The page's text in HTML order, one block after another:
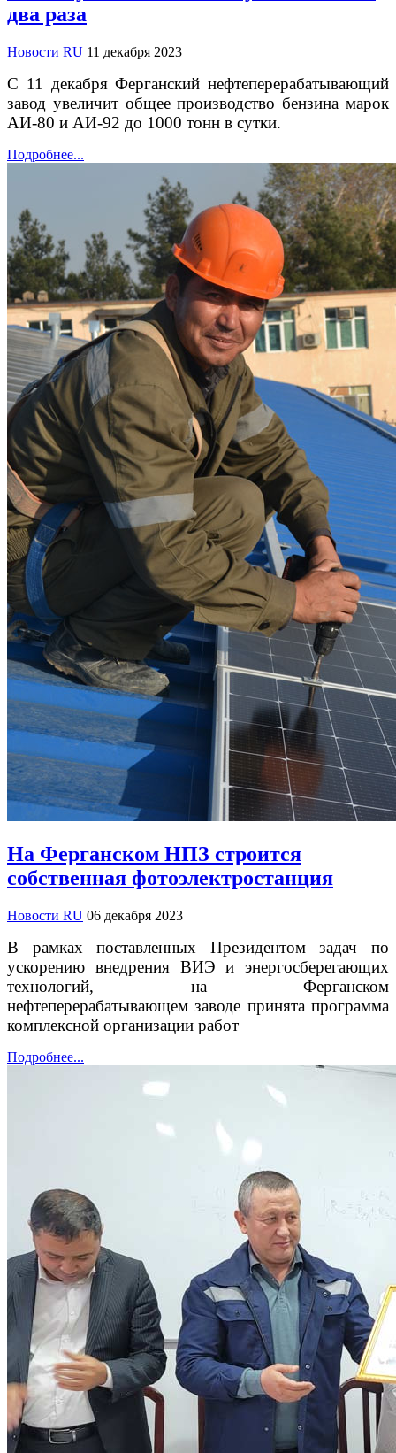
два раза
Новости RU 11 декабря 2023
С 11 декабря Ферганский нефтеперерабатывающий
завод увеличит общее производство бензина марок
АИ-80 и АИ-92 до 1000 тонн в сутки.
Подробнее...
На Ферганском НПЗ строится
собственная фотоэлектростанция
Новости RU 06 декабря 2023
В рамках поставленных Президентом задач по
ускорению внедрения ВИЭ и энергосберегающих
технологий, на Ферганском
нефтеперерабатывающем заводе принята программа
комплексной организации работ
Подробнее...